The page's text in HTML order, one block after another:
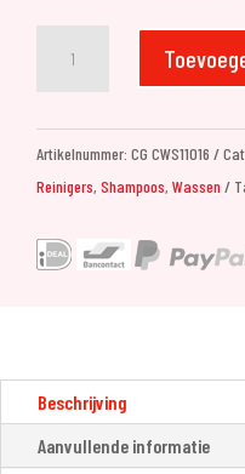
Wash
Cleanser
Artikelnummer: CG CWS11016
Reinigers, Shampoos, Wassen
Beschrijving
Aanvullende informatie